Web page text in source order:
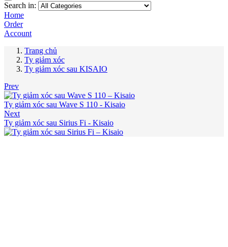
Search in:
Home
Order
Account
Trang chủ
Ty giảm xóc
Ty giảm xóc sau KISAIO
Prev
Ty giảm xóc sau Wave S 110 - Kisaio
Next
Ty giảm xóc sau Sirius Fi - Kisaio